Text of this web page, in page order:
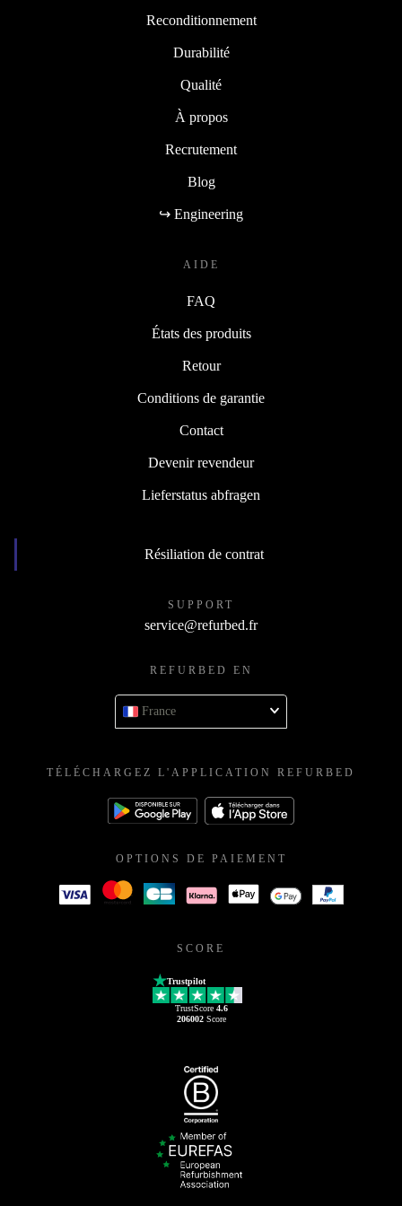
Reconditionnement
Durabilité
Qualité
À propos
Recrutement
Blog
↪ Engineering
AIDE
FAQ
États des produits
Retour
Conditions de garantie
Contact
Devenir revendeur
Lieferstatus abfragen
Résiliation de contrat
SUPPORT
service@refurbed.fr
REFURBED EN
France
TÉLÉCHARGEZ L'APPLICATION REFURBED
OPTIONS DE PAIEMENT
SCORE
Trustpilot
TrustScore 4.6
206002Score